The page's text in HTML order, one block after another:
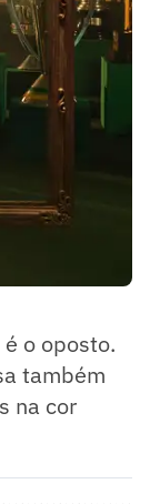
o oposto.
também
na cor